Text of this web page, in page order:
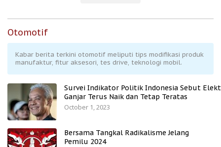
Otomotif
Kabar berita terkini otomotif meliputi tips modifikasi produk
manufaktur, fitur aksesori, tes drive, teknologi mobil.
Survei Indikator Politik Indonesia Sebut
Ganjar Terus Naik dan Tetap Teratas
October 1, 2023
Bersama Tangkal Radikalisme Jelang
Pemilu 2024